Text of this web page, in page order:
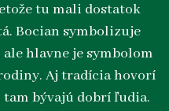
tu mali dostatok
Bocian symbolizuje
hlavne je symbolom
Aj tradícia hovorí
bývajú dobrí ľudia.